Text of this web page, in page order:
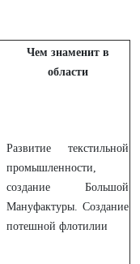
Чем знаменит в
области
Развитие текстильной
промышленности,
создание Большой
Мануфактуры. Создание
потешной флотилии